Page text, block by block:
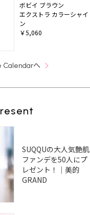
ボビイ ブラウン
エクストラ カラーシャイ
ン
￥5,060
Calendarへ
SUQQUの大人気艶肌
ファンデを50人にプ
レゼント！｜美的
GRAND